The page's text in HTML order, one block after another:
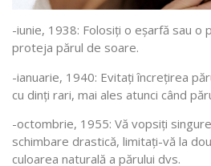
-iunie, 1938: Folosiți o eșarfă sau o
proteja părul de soare.
-ianuarie, 1940: Evitați încrețirea
cu dinți rari, mai ales atunci când
-octombrie, 1955: Vă vopsiți
schimbare drastică, limitați-vă la
culoarea naturală a părului dvs.